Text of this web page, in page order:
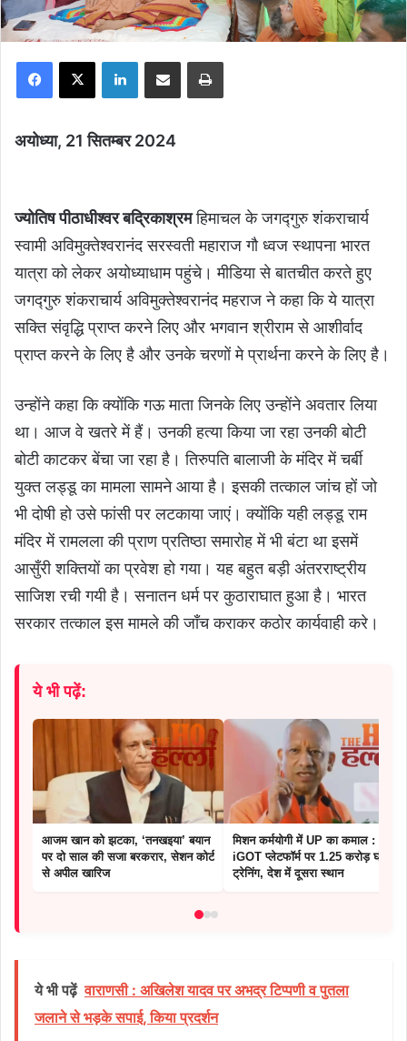
Facebook
X LinkedInShare via Email Print
अयोध्या, 21 सितम्बर 2024
ज्योतिष पीठाधीश्वर बद्रिकाश्रमहिमाचल के जगद्गुरु शंकराचार्य
स्वामी अविमुक्तेश्वरानंद सरस्वती महाराज गौ ध्वज स्थापना भारत
यात्रा को लेकर अयोध्याधाम पहुंचे। मीडिया से बातचीत करते हुए
जगद्गुरु शंकराचार्य अविमुक्तेश्वरानंद महराज ने कहा कि ये यात्रा
सक्ति संवृद्धि प्राप्त करने लिए और भगवान श्रीराम से आशीर्वाद
प्राप्त करने के लिए है और उनके चरणों मे प्रार्थना करने के लिए है।
उन्होंने कहा कि क्योंकि गऊ माता जिनके लिए उन्होंने अवतार लिया
था। आज वे खतरे में हैं। उनकी हत्या किया जा रहा उनकी बोटी
बोटी काटकर बेंचा जा रहा है। तिरुपति बालाजी के मंदिर में चर्बी
युक्त लड्डू का मामला सामने आया है। इसकी तत्काल जांच हों जो
भी दोषी हो उसे फांसी पर लटकाया जाएं। क्योंकि यही लड्डू राम
मंदिर में रामलला की प्राण प्रतिष्ठा समारोह में भी बंटा था इसमें
आसुँरी शक्तियों का प्रवेश हो गया। यह बहुत बड़ी अंतरराष्ट्रीय
साजिश रची गयी है। सनातन धर्म पर कुठाराघात हुआ है। भारत
सरकार तत्काल इस मामले की जाँच कराकर कठोर कार्यवाही करे।
ये भी पढ़ें:
आजम खान को झटका, ‘तनखइया’ बयान
पर दो साल की सजा बरकरार, सेशन कोर्ट
से अपील खारिज
मिशन कर्मयोगी में UP का कमाल :
iGOT प्लेटफॉर्म पर 1.25 करोड़ घंटे की
ट्रेनिंग, देश में दूसरा स्थान
ये भी पढ़ें वाराणसी : अखिलेश यादव पर अभद्र टिप्पणी व पुतला
जलाने से भड़के सपाई, किया प्रदर्शन